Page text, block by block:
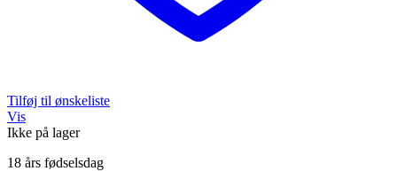
Tilføj til ønskeliste
Vis
Ikke på lager
18 års fødselsdag